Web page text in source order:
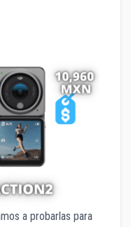
a probarlas para